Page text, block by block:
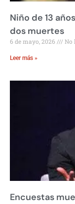
Niño de 13
dos muertes
6 de mayo, 2026 No
Leer más »
Encuestas